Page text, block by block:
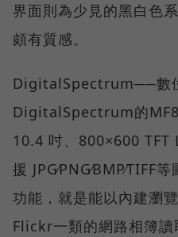
界面則為少見的黑白色
頗有質感。
DigitalSpectrum──數
DigitalSpectrum的
10.4 吋、800×600 TFT
援 JPG∕PNG∕BMP∕TIFF
功能，就是能以內建瀏
Flickr一類的網路相簿讀